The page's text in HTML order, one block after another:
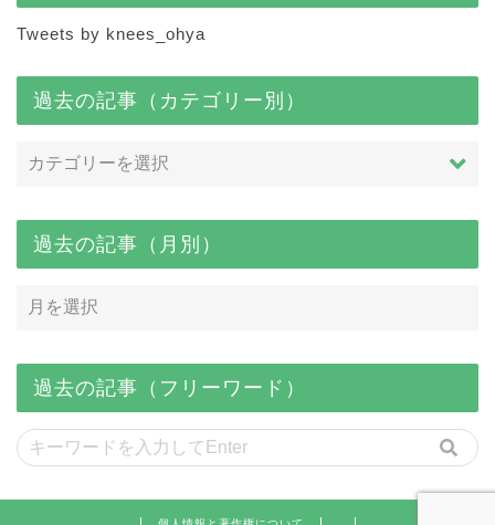
Tweets by knees_ohya
過去の記事（カテゴリー別）
過去の記事（月別）
過去の記事（フリーワード）